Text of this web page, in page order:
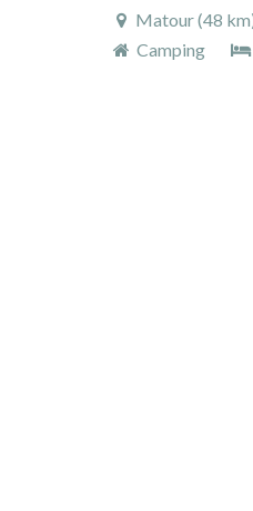
Matour (48
Camping